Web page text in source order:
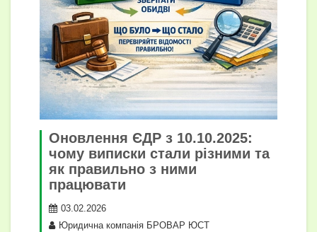
Оновлення ЄДР з 10.10.2025:
чому виписки стали різними та
як правильно з ними
працювати
03.02.2026
Юридична компанія БРОВАР ЮСТ